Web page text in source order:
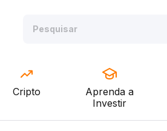
Cripto
Aprenda a
Investir